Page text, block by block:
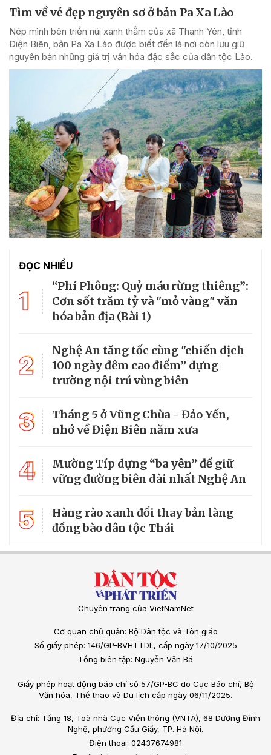
Tìm về vẻ đẹp nguyên sơ ở bản Pa Xa Lào
Nép mình bên triền núi xanh thẳm của xã Thanh Yên, tỉnh
Điện Biên, bản Pa Xa Lào được biết đến là nơi còn lưu giữ
nguyên bản những giá trị văn hóa đặc sắc của dân tộc Lào.
ĐỌC NHIỀU
1
“Phí Phông: Quỷ máu rừng thiêng”:
Cơn sốt trăm tỷ và "mỏ vàng" văn
hóa bản địa (Bài 1)
2
Nghệ An tăng tốc cùng "chiến dịch
100 ngày đêm cao điểm” dựng
trường nội trú vùng biên
3
Tháng 5 ở Vũng Chùa - Đảo Yến,
nhớ về Điện Biên năm xưa
4
Mường Típ dựng “ba yên” để giữ
vững đường biên dài nhất Nghệ An
5
Hàng rào xanh đổi thay bản làng
đồng bào dân tộc Thái
Chuyên trang của VietNamNet
Cơ quan chủ quản: Bộ Dân tộc và Tôn giáo
Số giấy phép: 146/GP-BVHTTDL, cấp ngày 17/10/2025
Tổng biên tập: Nguyễn Văn Bá
Giấy phép hoạt động báo chí số 57/GP-BC do Cục Báo chí, Bộ
Văn hóa, Thể thao và Du lịch cấp ngày 06/11/2025.
Địa chỉ: Tầng 18, Toà nhà Cục Viễn thông (VNTA), 68 Dương Đình
Nghệ, phường Cầu Giấy, TP. Hà Nội.
Điện thoại: 02437674981